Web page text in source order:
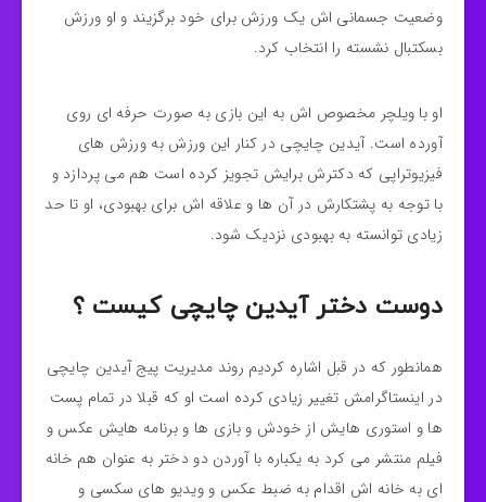
وضعیت جسمانی اش یک ورزش برای خود برگزیند و او ورزش
بسکتبال نشسته را انتخاب کرد.
او با ویلچر مخصوص اش به این بازی به صورت حرفه ای روی
آورده است. آیدین چایچی در کنار این ورزش به ورزش های
فیزیوتراپی که دکترش برایش تجویز کرده است هم می پردازد و
با توجه به پشتکارش در آن ها و علاقه اش برای بهبودی، او تا حد
زیادی توانسته به بهبودی نزدیک شود.
دوست دختر آیدین چایچی کیست ؟
همانطور که در قبل اشاره کردیم روند مدیریت پیج آیدین چایچی
در اینستاگرامش تغییر زیادی کرده است او که قبلا در تمام پست
ها و استوری هایش از خودش و بازی ها و برنامه هایش عکس و
فیلم منتشر می کرد به یکباره با آوردن دو دختر به عنوان هم خانه
ای به خانه اش اقدام به ضبط عکس و ویدیو های سکسی و